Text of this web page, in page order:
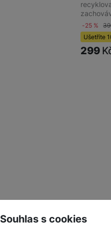
Souhlas s cookies
-25 %
Ušetříte
299